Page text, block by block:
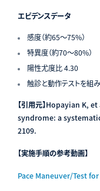
エビデンスデータ
感度（約65〜75%）
特異度（約70〜80%）
陽性尤度比 4.30
触診と動作テストを組
【引用元】Hopayian K,
syndrome: a
2109.
【実施手順の参考動画】
Pace Maneuver/Test